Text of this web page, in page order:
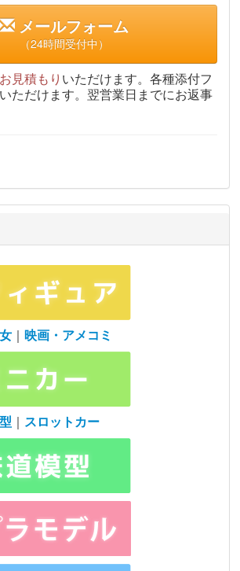
メールフォーム
（24時間受付中）
見積もり いただけます。各種添付フ
ただけます。翌営業日までにお返事
映画・アメコミ
スロットカー